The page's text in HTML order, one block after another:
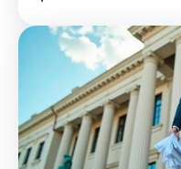
участка или
регистрации
норм площади.
размеры
допустимыми,
рынок земли